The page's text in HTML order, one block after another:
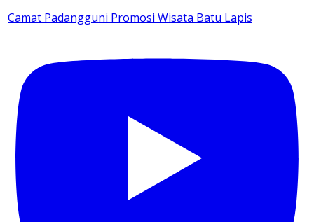
Camat Padangguni Promosi Wisata Batu Lapis